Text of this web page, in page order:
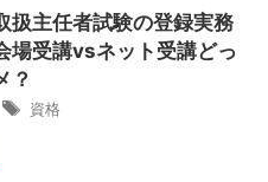
扱主任者試験の登録実務
場受講vsネット受講どっ
？
資格